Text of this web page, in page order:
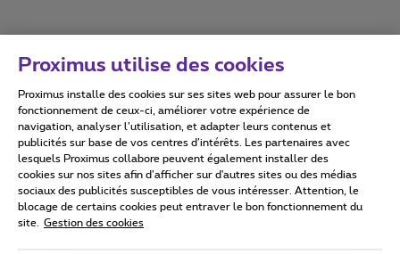
Conditions d'utilisation Accessibility statement
Tous droits réservés. © 2026
Conditions générales, info consommateur
Proximus utilise des cookies
Proximus installe des cookies sur ses sites web pour assurer le bon
fonctionnement de ceux-ci, améliorer votre expérience de
navigation, analyser l’utilisation, et adapter leurs contenus et
publicités sur base de vos centres d’intérêts. Les partenaires avec
lesquels Proximus collabore peuvent également installer des
cookies sur nos sites afin d’afficher sur d'autres sites ou des médias
sociaux des publicités susceptibles de vous intéresser. Attention, le
blocage de certains cookies peut entraver le bon fonctionnement du
site.
Gestion des cookies